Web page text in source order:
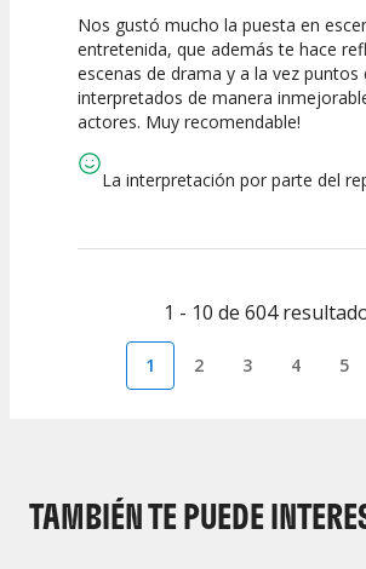
10
Calidad del
Espectáculo
10
Puesta en
Escena
10
artística
Nos gustó mucho la puesta en
entretenida, que además te hace
escenas de drama y a la vez puntos
interpretados de manera
actores. Muy recomendable!
La interpretación por parte del
1 - 10 de 604
1 2 3 4 5
TAMBIÉN TE PUEDE